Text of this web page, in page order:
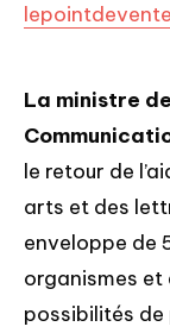
La ministre
le retour de
arts et des
enveloppe de
organismes et
possibilités